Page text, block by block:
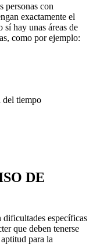
personas con
exactamente el
hay unas áreas de
como por ejemplo:
del tiempo
DE
dificultades específicas
que deben tenerse
para la